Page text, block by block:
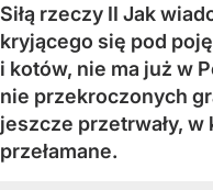
Siłą rzeczy II Jak
kryjącego się pod
i kotów, nie ma już w
nie przekroczonych
jeszcze przetrwały,
przełamane.